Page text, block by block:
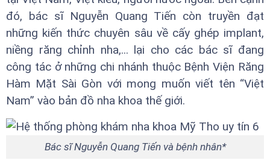
đó, bác sĩ Nguyễn Quang Tiến còn truyền đạt
những kiến thức chuyên sâu về cấy ghép implant,
niềng răng chỉnh nha,... lại cho các bác sĩ đang
công tác ở những chi nhánh thuộc Bệnh Viện Răng
Hàm Mặt Sài Gòn với mong muốn viết tên “Việt
Nam” vào bản đồ nha khoa thế giới.
Bác sĩ Nguyễn Quang Tiến và bệnh nhân*